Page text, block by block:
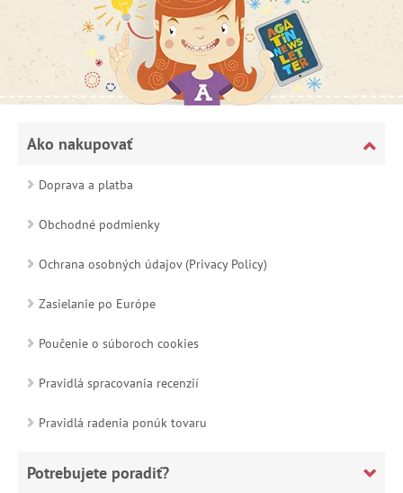
Ako nakupovať
Doprava a platba
Obchodné podmienky
Ochrana osobných údajov (Privacy Policy)
Zasielanie po Európe
Poučenie o súboroch cookies
Pravidlá spracovania recenzií
Pravidlá radenia ponúk tovaru
Potrebujete poradiť?